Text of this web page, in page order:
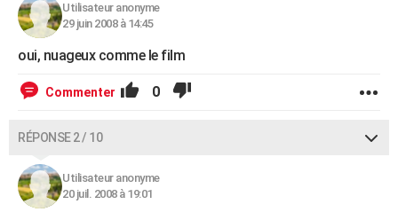
Dictionnaire
Biographies
Citations
Expressions
Proverbes
PROGRAMME TV
COPAINS D'AVANT
S'inscrire
Se connecter
Lycées
Collèges
Primaires
Universités
Entreprises
Service militaire
Avis de recherche
AVIS DE DÉCÈS
Utilisateur anonyme
29 juin 2008 à 14:45
oui, nuageux comme le film
Commenter 0
RÉPONSE 2 / 10
Utilisateur anonyme
20 juil. 2008 à 19:01